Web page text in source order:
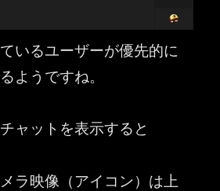
いるユーザーが優先的に
ようですね。
ャットを表示すると
ラ映像（アイコン）は上